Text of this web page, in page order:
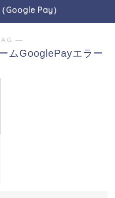
Google Pay）
―
ムGooglePayエラー